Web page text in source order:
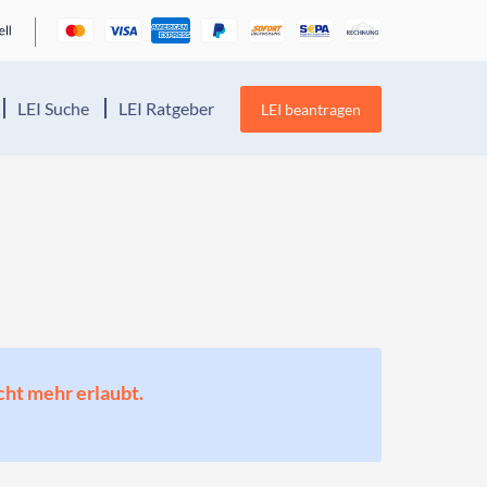
LEI Suche LEI Ratgeber LEI beantragen
mehr erlaubt.